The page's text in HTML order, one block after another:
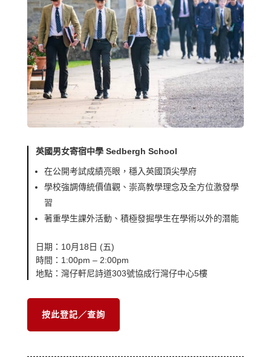
英國男女寄宿中學 Sedbergh School
在公開考試成績亮眼，穩入英國頂尖學府
學校強調傳統價值觀、崇高教學理念及全方位激發學
習
著重學生課外活動、積極發掘學生在學術以外的潛能
日期：10月18日 (五)
時間：1:00pm – 2:00pm
地點：灣仔軒尼詩道303號協成行灣仔中心5樓
按此登記／查詢